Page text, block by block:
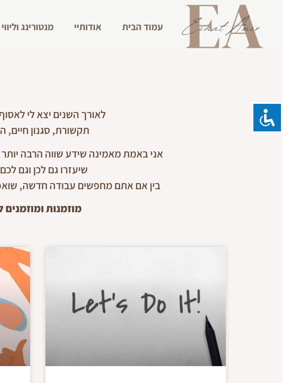
עמוד הבית אודותיי מנטורינג
לאורך השנים יצא לי
תקשורת, סגנון חיים,
אני באמת מאמינה שידע שווה הרבה
שיעזרו גם לכן וגם
בין אם אתם מחפשים עבודה חדשה,
מוזמנות